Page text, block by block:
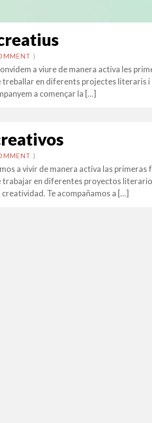
)
a viure de manera activa les
treballar en diferents projectes literaris
a començar la […]
)
a vivir de manera activa las primeras
trabajar en diferentes proyectos
Te acompañamos a […]